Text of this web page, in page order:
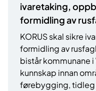
ivaretaking,
formidling av
KORUS skal sikre
formidling av
bistår kommunane
kunnskap innan
førebygging, tidleg